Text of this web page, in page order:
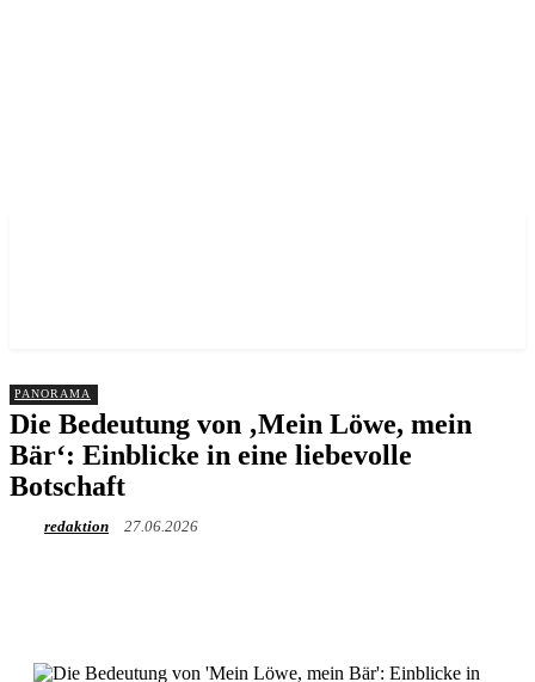
PANORAMA
Die Bedeutung von ‚Mein Löwe, mein
Bär‘: Einblicke in eine liebevolle
Botschaft
redaktion 27.06.2026